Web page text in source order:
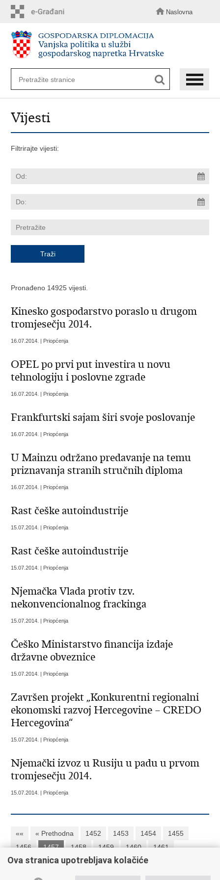
sadržaj
Naslovna
Vijesti
Filtrirajte vijesti:
Pronađeno 14925 vijesti.
Kinesko gospodarstvo poraslo u drugom
tromjesečju 2014.
16.07.2014. | Priopćenja
OPEL po prvi put investira u novu
tehnologiju i poslovne zgrade
16.07.2014. | Priopćenja
Frankfurtski sajam širi svoje poslovanje
16.07.2014. | Priopćenja
U Mainzu održano predavanje na temu
priznavanja stranih stručnih diploma
16.07.2014. | Priopćenja
Rast češke autoindustrije
15.07.2014. | Priopćenja
Rast češke autoindustrije
15.07.2014. | Priopćenja
Njemačka Vlada protiv tzv.
nekonvencionalnog frackinga
15.07.2014. | Priopćenja
Češko Ministarstvo financija izdaje
državne obveznice
15.07.2014. | Priopćenja
Završen projekt „Konkurentni regionalni
ekonomski razvoj Hercegovine – CREDO
Hercegovina“
15.07.2014. | Priopćenja
Njemački izvoz u Rusiju u padu u prvom
tromjesečju 2014.
15.07.2014. | Priopćenja
«« « Prethodna 1452 1453 1454
1455
1456
1457 1458 1459 1460
1461
Sljedeća »
»»
Ova stranica upotrebljava kolačiće